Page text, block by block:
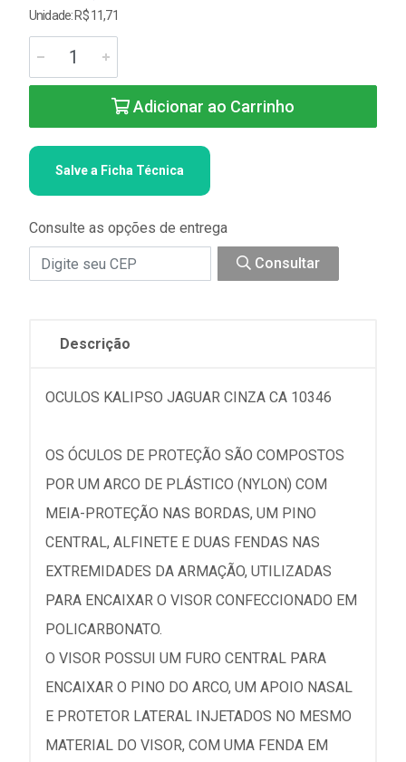
Unidade: R$ 11,71
Adicionar ao Carrinho
Salve a Ficha Técnica
Consulte as opções de entrega
Consultar
Descrição
OCULOS KALIPSO JAGUAR CINZA CA 10346
OS ÓCULOS DE PROTEÇÃO SÃO COMPOSTOS
POR UM ARCO DE PLÁSTICO (NYLON) COM
MEIA-PROTEÇÃO NAS BORDAS, UM PINO
CENTRAL, ALFINETE E DUAS FENDAS NAS
EXTREMIDADES DA ARMAÇÃO, UTILIZADAS
PARA ENCAIXAR O VISOR CONFECCIONADO EM
POLICARBONATO.
O VISOR POSSUI UM FURO CENTRAL PARA
ENCAIXAR O PINO DO ARCO, UM APOIO NASAL
E PROTETOR LATERAL INJETADOS NO MESMO
MATERIAL DO VISOR, COM UMA FENDA EM